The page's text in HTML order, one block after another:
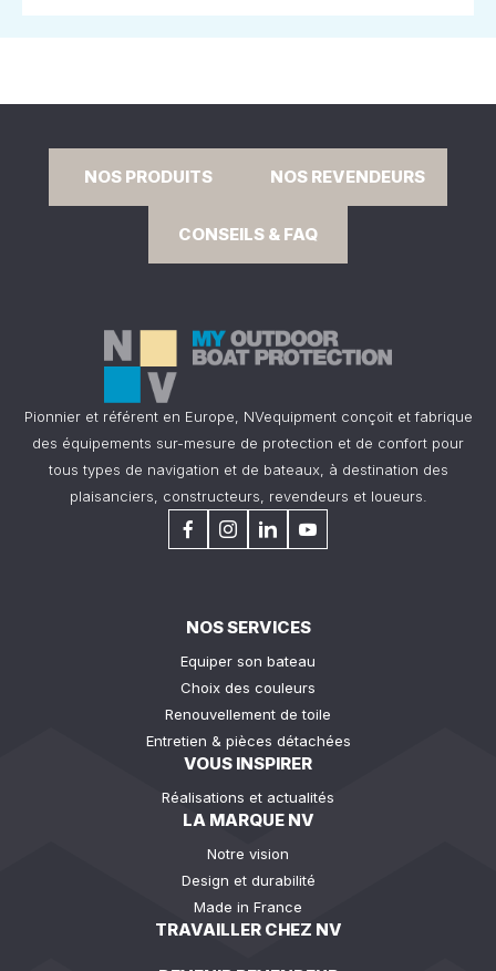
NOS PRODUITS NOS REVENDEURS
CONSEILS & FAQ
Pionnier et référent en Europe, NVequipment conçoit et fabrique
des équipements sur-mesure de protection et de confort pour
tous types de navigation et de bateaux, à destination des
plaisanciers, constructeurs, revendeurs et loueurs.
NOS SERVICES
Equiper son bateau
Choix des couleurs
Renouvellement de toile
Entretien & pièces détachées
VOUS INSPIRER
Réalisations et actualités
LA MARQUE NV
Notre vision
Design et durabilité
Made in France
TRAVAILLER CHEZ NV